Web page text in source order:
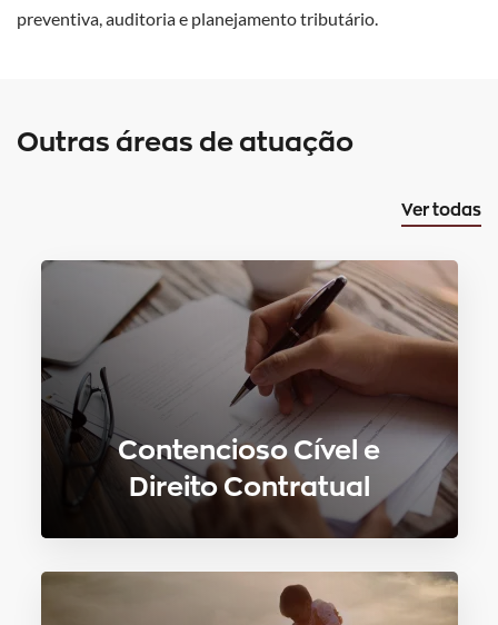
preventiva, auditoria e planejamento tributário.
Outras áreas de atuação
Ver todas
Contencioso Cível e
Direito Contratual